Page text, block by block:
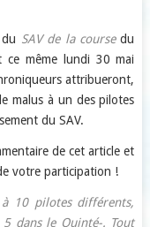
SAV de la coursedu
même lundi 30 mai
attribueront,
malus à un des pilotes
du SAV.
de cet article et
votre participation !
10 pilotes différents,
dans le Quinté-. Tout